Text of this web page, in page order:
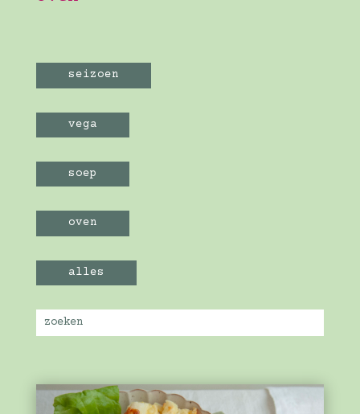
seizoen
vega
soep
oven
alles